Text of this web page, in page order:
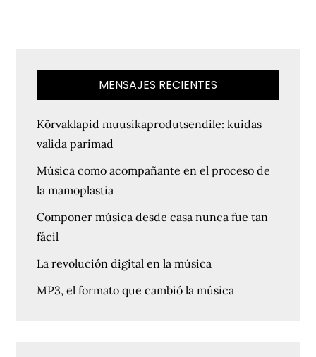
MENSAJES RECIENTES
Kõrvaklapid muusikaprodutsendile: kuidas
valida parimad
Música como acompañante en el proceso de
la mamoplastia
Componer música desde casa nunca fue tan
fácil
La revolución digital en la música
MP3, el formato que cambió la música